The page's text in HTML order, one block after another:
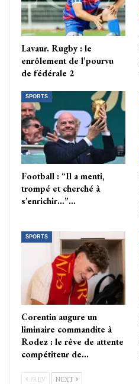
Lavaur. Rugby : le
enrôlement de l’pourvu
de fédérale 2
SPORTS
Football : “Il a menti,
trompé et cherché à
s’enrichir…”…
SPORTS
Corentin augure un
liminaire commandite à
Rodez : le rêve de attente
compétiteur de…
PREV NEXT